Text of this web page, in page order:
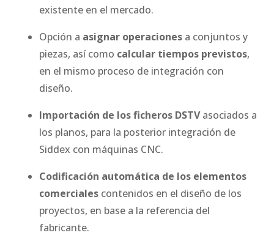
existente en el mercado.
Opción a asignar operaciones a conjuntos y
piezas, así como calcular tiempos previstos,
en el mismo proceso de integración con
diseño.
Importación de los ficheros DSTVasociados a
los planos, para la posterior integración de
Siddex con máquinas CNC.
Codificación automática de los elementos
comerciales contenidos en el diseño de los
proyectos, en base a la referencia del
fabricante.